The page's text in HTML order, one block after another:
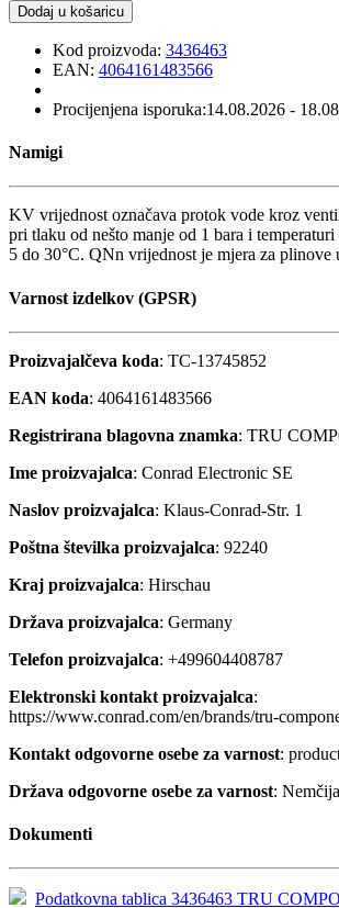
Dodaj u košaricu
Kod proizvoda: 3436463
EAN: 4064161483566
Procijenjena isporuka:14.08.2026 -
Namigi
KV vrijednost označava protok vode kroz
pri tlaku od nešto manje od 1 bara i
5 do 30°C. QNn vrijednost je mjera za plinove
Varnost izdelkov (GPSR)
Proizvajalčeva koda: TC-13745852
EAN koda: 4064161483566
Registrirana blagovna znamka: TRU
Ime proizvajalca: Conrad Electronic SE
Naslov proizvajalca: Klaus-Conrad-Str. 1
Poštna številka proizvajalca: 92240
Kraj proizvajalca: Hirschau
Država proizvajalca: Germany
Telefon proizvajalca: +499604408787
Elektronski kontakt proizvajalca:
https://www.conrad.com/en/brands/tru-
Kontakt odgovorne osebe za varnost:
Država odgovorne osebe za varnost: Nemčija
Dokumenti
Podatkovna tablica 3436463 TRU